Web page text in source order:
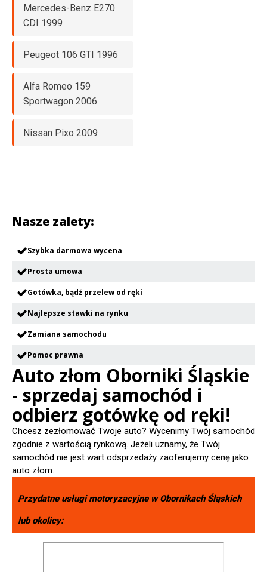
Mercedes-Benz E270
CDI 1999
Peugeot 106 GTI 1996
Alfa Romeo 159
Sportwagon 2006
Nissan Pixo 2009
Nasze zalety:
Szybka darmowa wycena
Prosta umowa
Gotówka, bądź przelew od ręki
Najlepsze stawki na rynku
Zamiana samochodu
Pomoc prawna
Auto złom Oborniki Śląskie
- sprzedaj samochód i
odbierz gotówkę od ręki!
Chcesz zezłomować Twoje auto? Wycenimy Twój samochód
zgodnie z wartością rynkową. Jeżeli uznamy, że Twój
samochód nie jest wart odsprzedaży zaoferujemy cenę jako
auto złom.
Przydatne usługi motoryzacyjne wObornikach Śląskich
lub okolicy: